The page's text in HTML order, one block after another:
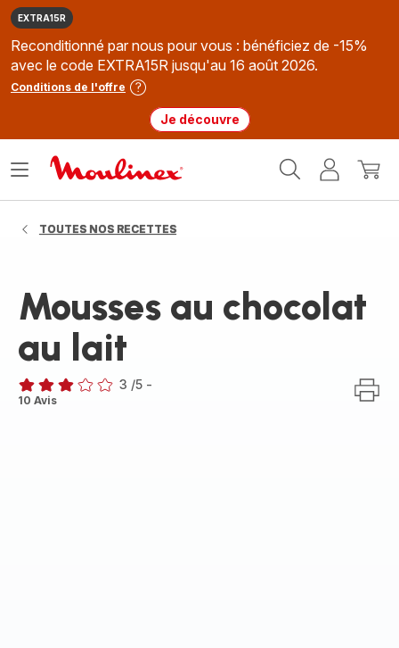
EXTRA15R
Reconditionné par nous pour vous : bénéficiez de -15%
avec le code EXTRA15R jusqu'au 16 août 2026.
Conditions de l'offre
Je découvre
MonMon
Ouvrir
TOUTES NOS RECETTES
Mousses au chocolat
au lait
Avis
3 /5 -
10 Avis